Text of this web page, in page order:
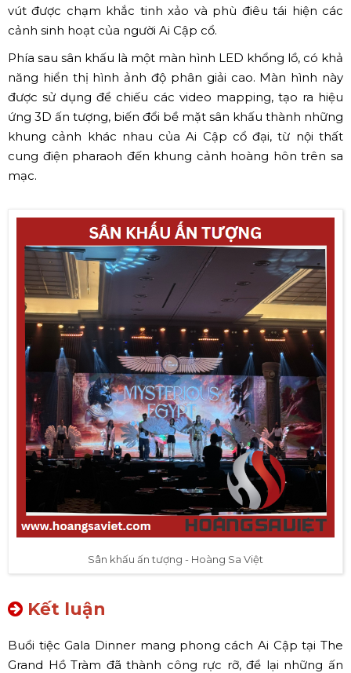
vút được chạm khắc tinh xảo và phù điêu tái hiện các
cảnh sinh hoạt của người Ai Cập cổ.
Phía sau sân khấu là một màn hình LED khổng lồ, có khả
năng hiển thị hình ảnh độ phân giải cao. Màn hình này
được sử dụng để chiếu các video mapping, tạo ra hiệu
ứng 3D ấn tượng, biến đổi bề mặt sân khấu thành những
khung cảnh khác nhau của Ai Cập cổ đại, từ nội thất
cung điện pharaoh đến khung cảnh hoàng hôn trên sa
mạc.
Sân khấu ấn tượng - Hoàng Sa Việt
Kết luận
Buổi tiệc Gala Dinner mang phong cách Ai Cập tại The
Grand Hồ Tràm đã thành công rực rỡ, để lại những ấn